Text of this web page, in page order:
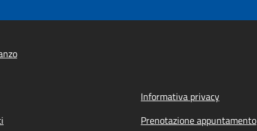
Informativa privacy
Prenotazione appuntamento